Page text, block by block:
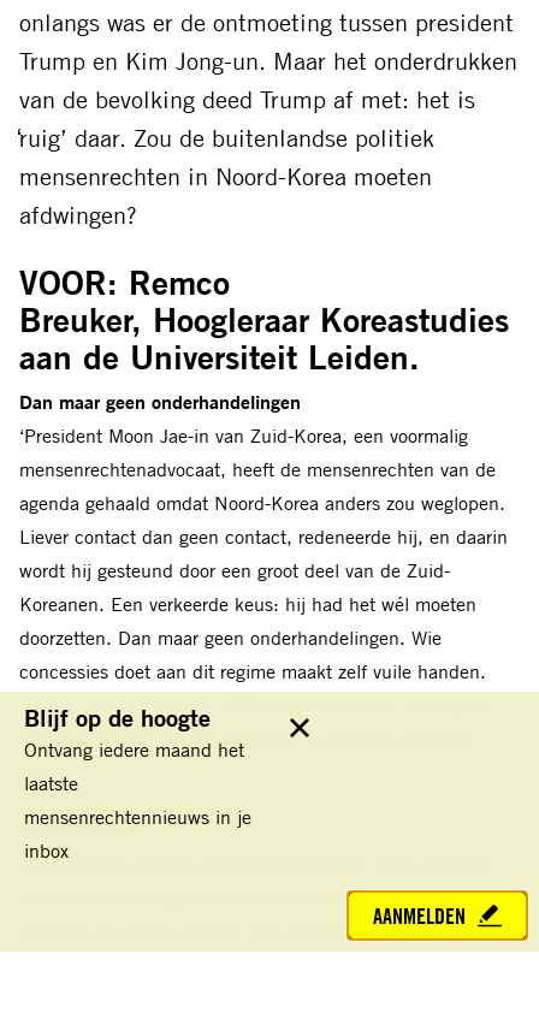
onlangs was er de ontmoeting tussen president
Trump en Kim Jong-un. Maar het onderdrukken
van de bevolking deed Trump af met: het is
̒ruig’ daar. Zou de buitenlandse politiek
mensenrechten in Noord-Korea moeten
afdwingen?
VOOR: Remco
Breuker, Hoogleraar Koreastudies
aan de Universiteit Leiden.
Dan maar geen onderhandelingen
‘President Moon Jae-in van Zuid-Korea, een voormalig
mensenrechtenadvocaat, heeft de mensenrechten van de
agenda gehaald omdat Noord-Korea anders zou weglopen.
Liever contact dan geen contact, redeneerde hij, en daarin
wordt hij gesteund door een groot deel van de Zuid-
Koreanen. Een verkeerde keus: hij had het wél moeten
doorzetten. Dan maar geen onderhandelingen. Wie
concessies doet aan dit regime maakt zelf vuile handen.
Vergeet niet dat er zo’n 120 duizend mensen in kampen
zitten en de rest van de bevolking in moderne slavernij
leeft.’
Verslechteren
‘Noord-Korea zal zijn concentratiekampen nooit opgeven,
omdat ze een integraal onderdeel zijn van het uitgekiende
systeem van totale controle van de bevolking. Door
Blijf op de hoogte
Ontvang iedere maand het
laatste
mensenrechtennieuws in je
inbox
AANMELDEN
Sluit